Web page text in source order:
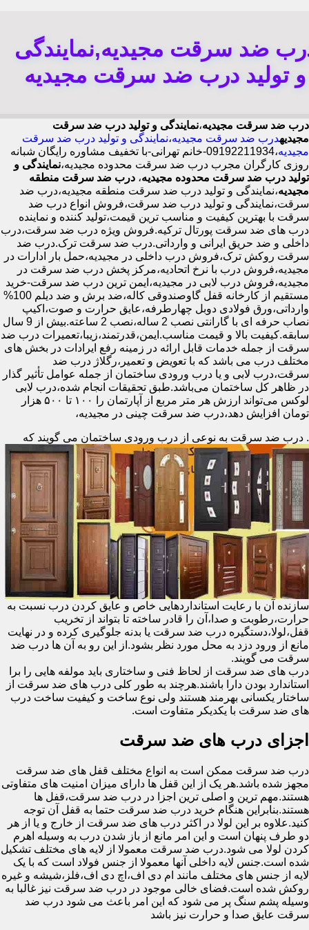
ضد سرقت مجیدیه,نمایندگی
و تولید درب ضد سرقت مجیدیه
درب ضد سرقت مجیدیه،نمایندگی و تولید درب ضد سرقت
مجیدیهدرب ضد سرقت مجیدیه،نمایندگی و تولید درب ضد سرقت
مجیدیه
،09192211934-خانم تهرانی-با تخفیف مشاوره رایگان شبانه
روزی کارگران مجرب درب ضد سرقت محدوده مجیدیه،نمایندگی و
تولید درب ضد سرقت محدوده مجیدیه، درب ضد سرقت منطقه
مجیدیه،نمایندگی و تولید درب ضد سرقت منطقه مجیدیه،درب ضد
سرقت،نمایندگی و تولید درب ضد سرقت،فروش انواع درب ضد
سرقت با بهترین کیفیت و مناسب ترین قیمت،تولید کننده و نماینده
درب های ضد سرقت پورتال ترکیه.فروش ویژه درب ضد سرقت،درب
داخلی و ضد حریق ایرانی و وارداتی.درب ضد سرقت ترک.درب ضد
سرقت روکش ترک،فروش درب داخلی در مجیدیه،حمل بار ادارات در
مجیدیه،فروش درب با نرخ اتحادیه،مرکز پخش درب ضد سرقت در
مجیدیه،فروش درب لابی در مجیدیه،ایمن ترین درب ضد سرقت-خرید
مستقیم از کارخانه قفل گاوصندوقی کاله،ضد برش و ضد دیلم 100%
وارداتی،ورق فولادی دوبل چهارطرفه،عایق حرارت و صوت،اکیپ
نصاب حرفه ای با گارانتی نصب 2 ساله،نصب 2 ساعته.بیش از 9 سال
سابقه.کیفیت بالا و قیمت مناسب.ایمن،قدرتمند،زیبا،تعمیرات درب ضد
سرقت از جمله خدمات قابل ارائه در زمینه رفع ایرادات در بخش های
مختلف درب می باشد که با تعویض و تعمیر،رگلاژ درب ضد
سرقت،درب لابی و یا درب ورودی ساختمان از جمله عوامل تأثیر گذار
در ظاهر کل ساختمان می‌باشد.طبق تحقیقات انجام شده،درب لابی
لوکس می‌تواند ارزش هر متر مربع از آپارتمان را ۱۰۰ تا ۵۰۰ هزار
تومان افزایش دهد،درب ضد سرقت چینی در مجیدیه،
. درب ضد سرقت به نوعی از درب ورودی ساختمان می گویند که
سازنده آن با رعایت استانداردهایی خاص و عایق کردن درب نسبت به
حرارت،رطوبت و صدا،آن را قادر ساخته تا بتواند از تخریب
قفل،لولا،دستگیره درب ضد سرقت یا بدنه جلوگیری کرده و در نهایت
مانع از ورود دزد به محل مورد نظر بشود.از این رو به آن ها درب ضد
سرقت می گویند.
درب های ضد سرقت از لحاظ فنی و ساختاری باید مولفه هایی را برا
استاندارد بودن دارا باشند.هرچند به طور کلی درب های ضد سرقت از
ساختار یکسانی بهرمند هستند ولی نوع ساخت و کیفیت ساخت درب
های ضد سرقت با یکدیکر متفاوت است.
اجزای درب های ضد سرقت
درب ضد سرقت ممکن است به انواع مختلف قفل های ضد سرقت
مجهز شده باشد.هر یک از این قفل ها دارای میزان امنیت های متفاوتی
هستند.مهم ترین و اصلی ترین اجزا در درب ضد سرقت،قفل ها
هستند.بنابراین هنگام خرید درب ضد سرقت حتما به قفل آن توجه
کنید.علاوه بر این لولا در اکثر درب های ضد سرقت از خارج و یا از هر
دو طرف پنهان است و این امر مانع از باز شدن درب به وسیله اهرم
کردن لولا می شود.درب ضد سرقت معمولا از لایه های مختلف تشکیل
شده است.جنس لایه داخلی آنها معمولا از جنس فولاد است که با یک
لایه از جنس های مختلف مانند ام دی اف،اچ دی اف،فلز،شیشه و غیره
روکش شده است.فضای خالی موجود در درب ضد سرقت نیز غالبا به
وسیله پشم سنگ پر می شود که این امر باعث می شود درب ضد
سرقت عایق صدا و حرارت نیز باشد